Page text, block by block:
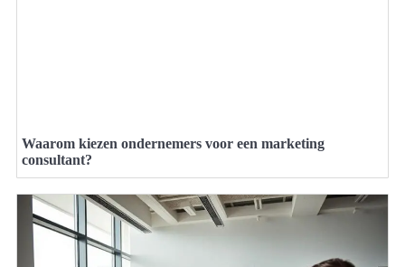
Waarom kiezen ondernemers voor een marketing
consultant?